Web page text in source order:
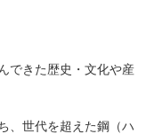
できた歴史・文化や産
、世代を超えた鋼（ハ